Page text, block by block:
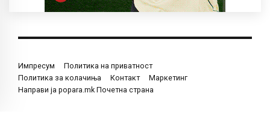
Импресум
Политика на приватност
Политика за колачиња
Контакт
Маркетинг
Направи ја popara.mk Почетна страна